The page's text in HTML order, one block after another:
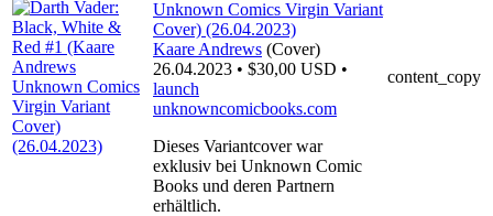
Kaare Andrews (Cover)
26.04.2023 • $30,00 USD •
launch
unknowncomicbooks.com
Dieses Variantcover war
exklusiv bei Unknown Comic
Books und deren Partnern
erhältlich.
content_copy